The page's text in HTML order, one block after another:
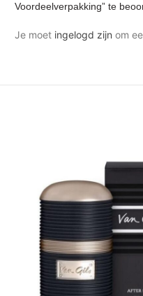
Voordeelverpakking” te
Je moet ingelogd zijn om